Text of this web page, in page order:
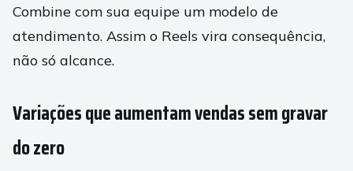
Combine com sua equipe um modelo de
atendimento. Assim o Reels vira consequência,
não só alcance.
Variações que aumentam vendas sem gravar
do zero